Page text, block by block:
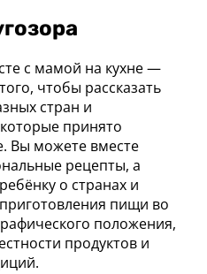
с мамой на кухне —
чтобы рассказать
стран и
принято
Вы можете вместе
рецепты, а
о странах и
пищи во
положения,
продуктов и